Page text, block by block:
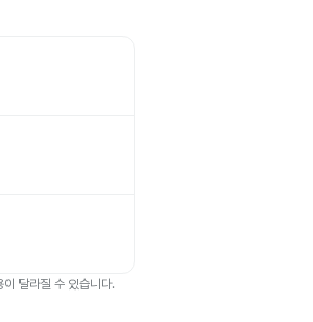
달라질 수 있습니다.